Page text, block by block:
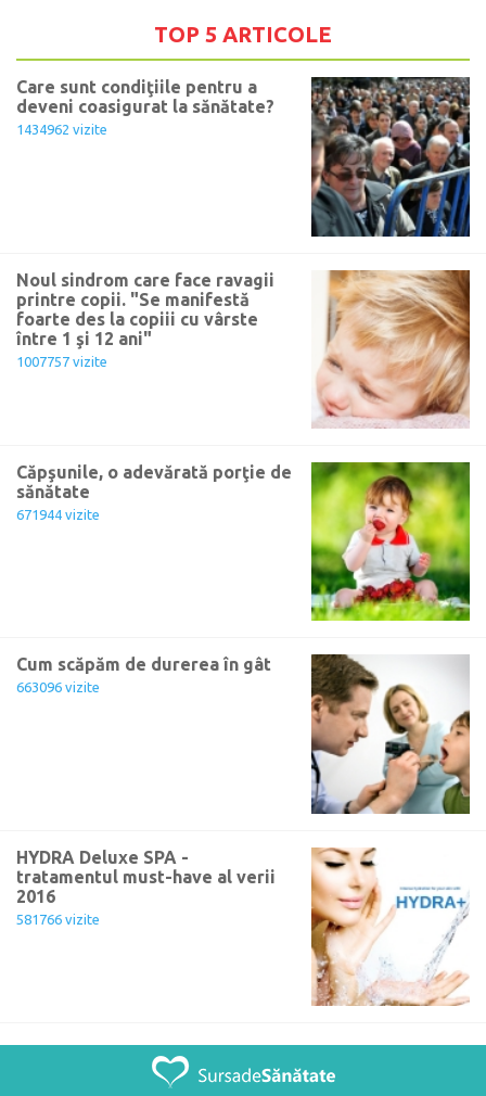
TOP 5 ARTICOLE
Care sunt condiţiile pentru a
deveni coasigurat la sănătate?
1434962 vizite
Noul sindrom care face ravagii
printre copii. "Se manifestă
foarte des la copiii cu vârste
între 1 şi 12 ani"
1007757 vizite
Căpşunile, o adevărată porţie de
sănătate
671944 vizite
Cum scăpăm de durerea în gât
663096 vizite
HYDRA Deluxe SPA -
tratamentul must-have al verii
2016
581766 vizite